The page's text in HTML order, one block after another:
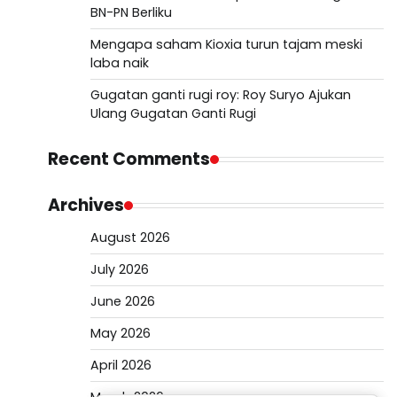
BN-PN Berliku
Mengapa saham Kioxia turun tajam meski
laba naik
Gugatan ganti rugi roy: Roy Suryo Ajukan
Ulang Gugatan Ganti Rugi
Recent Comments
Archives
August 2026
July 2026
June 2026
May 2026
April 2026